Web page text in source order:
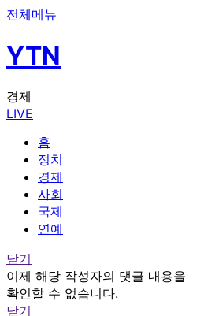
전체메뉴
YTN
경제
LIVE
홈
정치
경제
사회
국제
연예
닫기
이제 해당 작성자의 댓글 내용을
확인할 수 없습니다.
닫기